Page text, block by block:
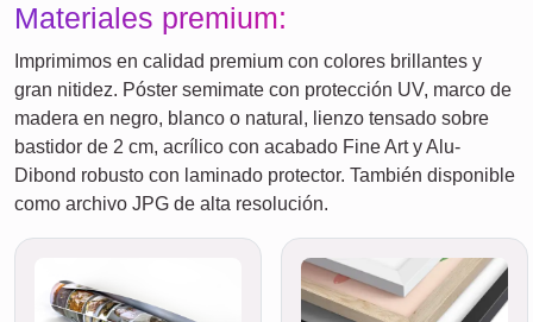
Materiales premium:
Imprimimos en calidad premium con colores brillantes y
gran nitidez. Póster semimate con protección UV, marco de
madera en negro, blanco o natural, lienzo tensado sobre
bastidor de 2 cm, acrílico con acabado Fine Art y Alu-
Dibond robusto con laminado protector. También disponible
como archivo JPG de alta resolución.